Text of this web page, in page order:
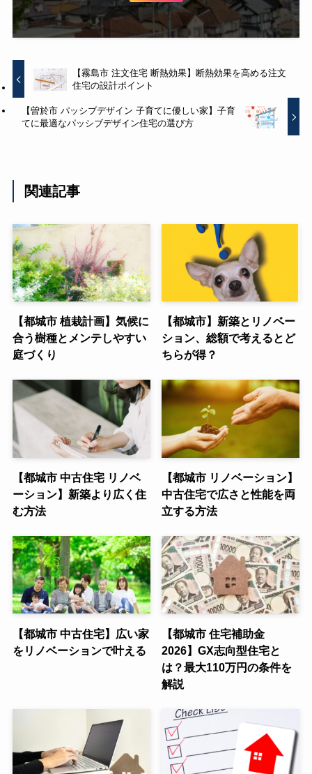
【霧島市 注文住宅 断熱効果】断熱効果を高める注文
住宅の設計ポイント
【曽於市 パッシブデザイン 子育てに優しい家】子育
てに最適なパッシブデザイン住宅の選び方
関連記事
【都城市 植栽計画】気候に
合う樹種とメンテしやすい
庭づくり
【都城市】新築とリノベー
ション、総額で考えるとど
ちらが得？
【都城市 中古住宅 リノベ
ーション】新築より広く住
む方法
【都城市 リノベーション】
中古住宅で広さと性能を両
立する方法
【都城市 中古住宅】広い家
をリノベーションで叶える
【都城市 住宅補助金
2026】GX志向型住宅と
は？最大110万円の条件を
解説